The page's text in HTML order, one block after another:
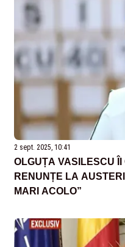
2 sept. 2025, 10:41
OLGUȚA VASILESCU
RENUNȚE LA
MARI ACOLO”